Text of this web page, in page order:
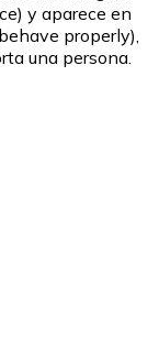
y aparece en
properly),
una persona.